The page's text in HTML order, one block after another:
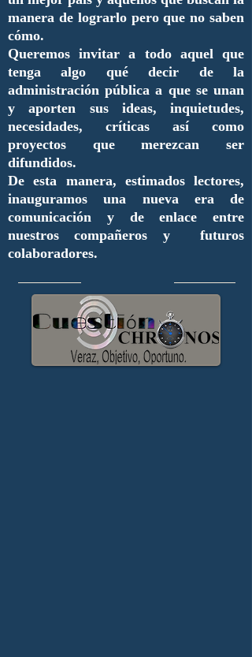
manera de lograrlo pero que no saben
cómo.
Queremos invitar a todo aquel que
tenga algo qué decir de la
administración pública a que se unan
y aporten sus ideas, inquietudes,
necesidades, críticas así como
proyectos que merezcan ser
difundidos.
De esta manera, estimados lectores,
inauguramos una nueva era de
comunicación y de enlace entre
nuestros compañeros y futuros
colaboradores.